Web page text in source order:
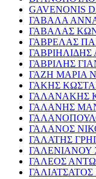
GAVENONIS
ΓΑΒΑΛΑ
ΓΑΒΑΛΑΣ
ΓΑΒΡΕΛΑΣ
ΓΑΒΡΙΗΛΙΔΗΣ
ΓΑΒΡΙΛΗΣ
ΓΑΖΗ ΜΑΡΙΑ
ΓΑΚΗΣ
ΓΑΛΑΝΑΚΗΣ
ΓΑΛΑΝΗΣ
ΓΑΛΑΝΟΣ
ΓΑΛΑΤΗΣ
ΓΑΛΕΝΙΑΝΟΥ
ΓΑΛΕΟΣ